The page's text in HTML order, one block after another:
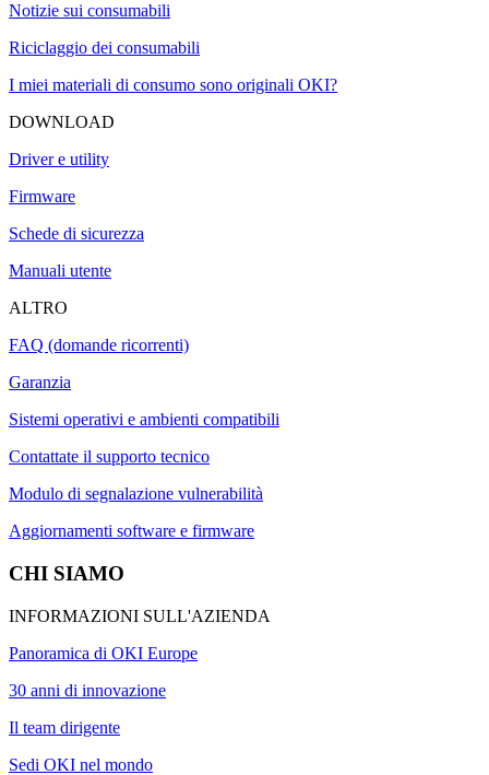
Notizie sui consumabili
Riciclaggio dei consumabili
I miei materiali di consumo sono originali OKI?
DOWNLOAD
Driver e utility
Firmware
Schede di sicurezza
Manuali utente
ALTRO
FAQ (domande ricorrenti)
Garanzia
Sistemi operativi e ambienti compatibili
Contattate il supporto tecnico
Modulo di segnalazione vulnerabilità
Aggiornamenti software e firmware
CHI SIAMO
INFORMAZIONI SULL'AZIENDA
Panoramica di OKI Europe
30 anni di innovazione
Il team dirigente
Sedi OKI nel mondo